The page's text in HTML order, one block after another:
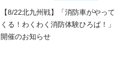
【8/22北九州戦】「消防車がやって
くる！わくわく消防体験ひろば！」
開催のお知らせ